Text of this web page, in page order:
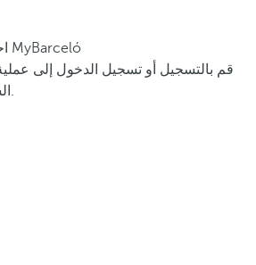
احصل على أفضل سعر مع MyBarceló
قم بالتسجيل أو تسجيل الدخول إلى
السعر الرائع ل العضو فقط.